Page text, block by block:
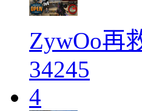
ZywOo再
34245
4